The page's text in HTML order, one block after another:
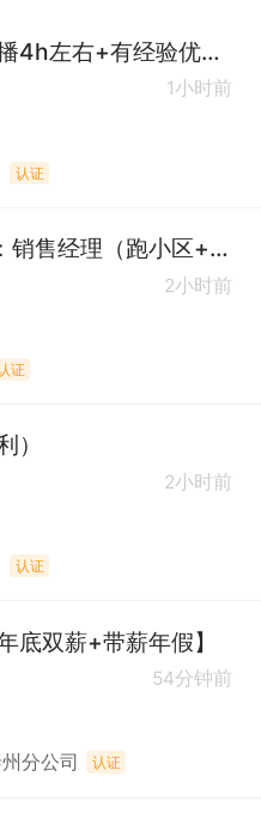
还有五险、食宿、年底
餐补、话补、房补、住
假、晋升空间、年度旅
服装带货主播（五险+日播4h左右+有经验优先）
1小时前
认证
书香门地|美学地板诚聘：销售经理（跑小区+陌拜+有车优先）
2小时前
证
）
2小时前
认证
底双薪+带薪年假】
54分钟前
分公司 认证